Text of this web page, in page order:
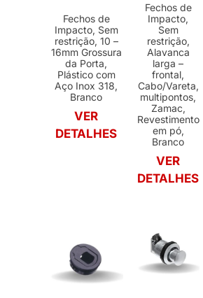
Fechos de
Impacto, Sem
restrição, 10 –
16mm Grossura
da Porta,
Plástico com
Aço Inox 318,
Branco
VER
DETALHES
Fechos de
Impacto,
Sem
restrição,
Alavanca
larga –
frontal,
Cabo/Vareta,
multipontos,
Zamac,
Revestimento
em pó,
Branco
VER
DETALHES